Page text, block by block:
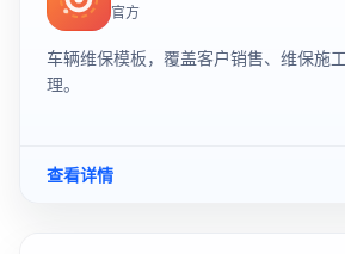
官方
车辆维保模板，覆盖客户销售、维保施
理。
查看详情